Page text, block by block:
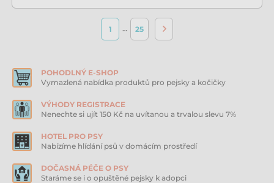
1 … 25
POHODLNÝ E-SHOP
Vymazlená nabídka produktů pro pejsky a kočičky
VÝHODY REGISTRACE
Nenechte si ujít 150 Kč na uvítanou a trvalou slevu 7%
HOTEL PRO PSY
Nabízíme hlídání psů v domácím prostředí
DOČASNÁ PÉČE O PSY
Staráme se i o opuštěné pejsky k adopci